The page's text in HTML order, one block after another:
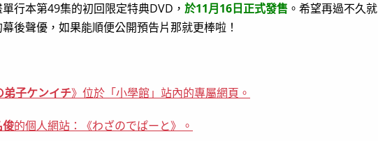
行本第49集的初回限定特典DVD， 於11月16日正式發售 。希望再過不久就
後聲優，如果能順便公開預告片那就更棒啦！
弟子ケンイチ》位於「小學館」站內的專屬網頁。
俊的個人網站：《わざのでぱーと》。